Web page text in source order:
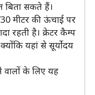
बिता सकते हैं।
मीटर की ऊंचाई पर
रहती है। क्रेटर कैम्प
यहां से सूर्योदय
वालों के लिए यह